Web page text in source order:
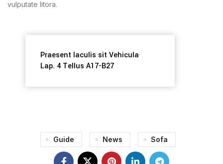
vulputate litora.
Praesent Iaculis sit Vehicula
Lap. 4 Tellus A17-B27
Guide News Sofa